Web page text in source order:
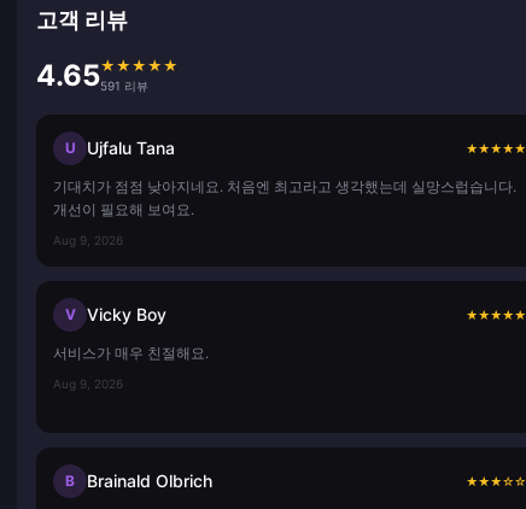
고객 리뷰
4.65★ ★ ★ ★ ★
591 리뷰
U Ujfalu Tana ★★★★★
기대치가 점점 낮아지네요. 처음엔 최고라고 생각했는데 실망스럽습니다.
개선이 필요해 보여요.
Aug 9, 2026
V Vicky Boy ★★★★★
서비스가 매우 친절해요.
Aug 9, 2026
B Brainald Olbrich ★★★☆☆